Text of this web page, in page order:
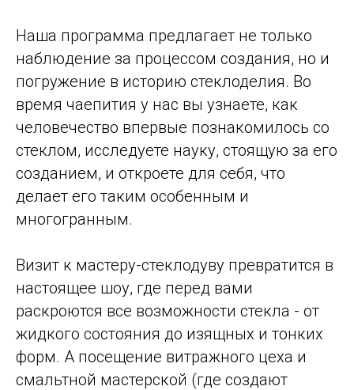
Наша программа предлагает не только
наблюдение за процессом создания, но и
погружение в историю стеклоделия. Во
время чаепития у нас вы узнаете, как
человечество впервые познакомилось со
стеклом, исследуете науку, стоящую за его
созданием, и откроете для себя, что
делает его таким особенным и
многогранным.
Визит к мастеру-стеклодуву превратится в
настоящее шоу, где перед вами
раскроются все возможности стекла - от
жидкого состояния до изящных и тонких
форм. А посещение витражного цеха и
смальтной мастерской (где создают